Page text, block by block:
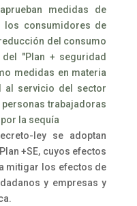
medidas de
los consumidores de
del consumo
"Plan + seguridad
medidas en materia
al servicio del sector
trabajadoras
la sequía
ley se adoptan
+SE, cuyos efectos
mitigar los efectos de
y empresas y